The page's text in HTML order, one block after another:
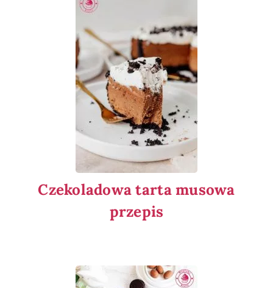
Czekoladowa tarta musowa
przepis